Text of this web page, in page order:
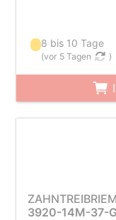
8 bis 10 Tage
(vor 5 Tagen )
3920-14M-37-